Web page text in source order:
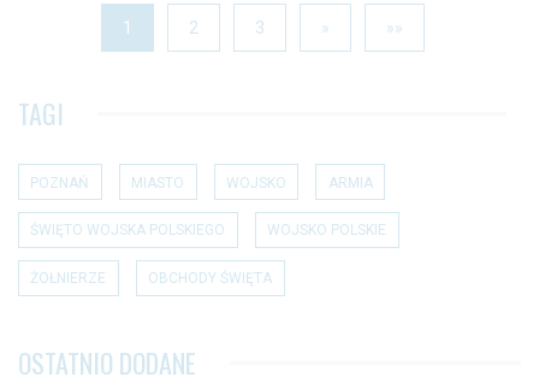
1 2 3 » »»
TAGI
POZNAŃ MIASTO WOJSKO ARMIA
ŚWIĘTO WOJSKA POLSKIEGO WOJSKO POLSKIE
ŻOŁNIERZE OBCHODY ŚWIĘTA
OSTATNIO DODANE